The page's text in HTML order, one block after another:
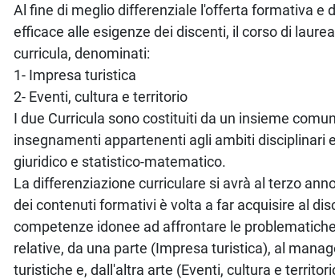
Al fine di meglio differenziale l'offerta formativa e
efficace alle esigenze dei discenti, il corso di
curricula, denominati:
1- Impresa turistica
2- Eventi, cultura e territorio
I due Curricula sono costituiti da un insieme
insegnamenti appartenenti agli ambiti disciplinari
giuridico e statistico-matematico.
La differenziazione curriculare si avrà al terzo
dei contenuti formativi è volta a far acquisire al
competenze idonee ad affrontare le
relative, da una parte (Impresa turistica), al
turistiche e, dall'altra arte (Eventi, cultura e